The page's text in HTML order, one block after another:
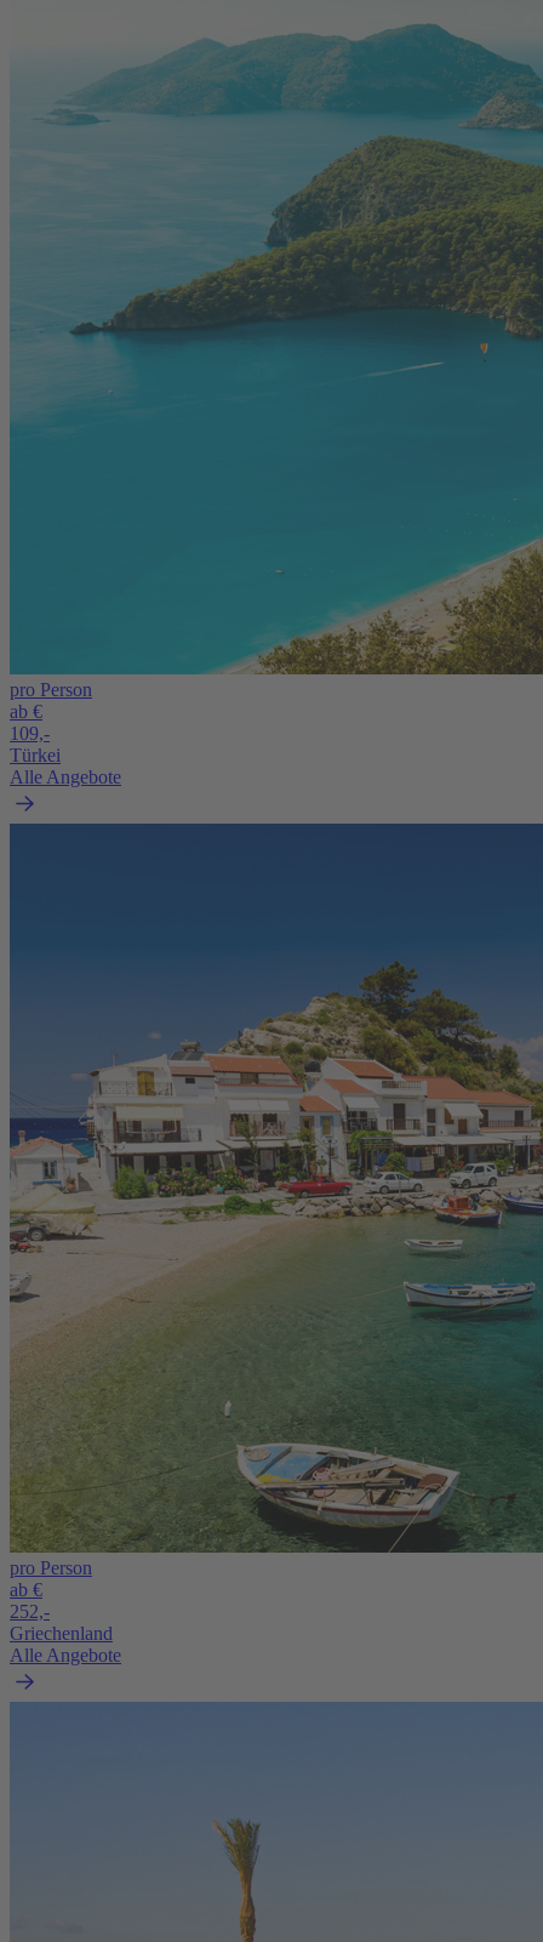
pro Person
ab €
109,-
Türkei
Alle Angebote
pro Person
ab €
252,-
Griechenland
Alle Angebote